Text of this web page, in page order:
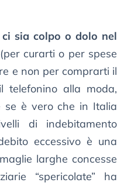
sia colpo o dolo nel
(per curarti o per spese
e non per comprarti il
telefonino alla moda,
se è vero che in Italia
di indebitamento
eccessivo è una
larghe concesse
“spericolate” ha